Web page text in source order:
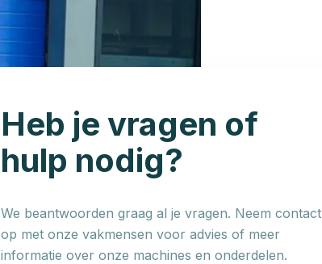
Heb je vragen of
hulp nodig?
We beantwoorden graag al je vragen. Neem contact
op met onze vakmensen voor advies of meer
informatie over onze machines en onderdelen.